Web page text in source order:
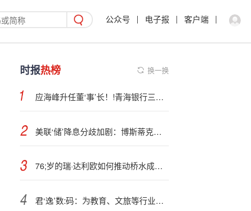
公众号 电子报 客户端
时报热榜 换一换
应海峰升任董‘事’长！!青海银行三位新高管任职资格获批，核心团队落定
美联‘储’降息分歧加剧：博斯蒂克警告关税或致长期通胀，维持年内降息一次预期
76;岁的瑞·达利欧如何推动桥水成功50载：痛苦+反思=进步
君‘逸’数:码：为教育、文旅等行业客户提供的数字化产品中涉及支付与结算时，支持微信、支付宝、银联及部分第三方聚合支付平台